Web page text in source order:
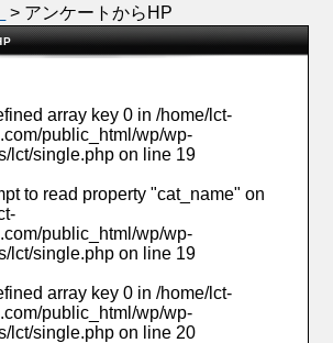
> アンケートからHP
array key 0 in/home/lct-
public_html/wp/wp-
lct/single.php on line 19
to read property "cat_name" on
public_html/wp/wp-
lct/single.php on line 19
array key 0 in/home/lct-
public_html/wp/wp-
lct/single.php on line 20